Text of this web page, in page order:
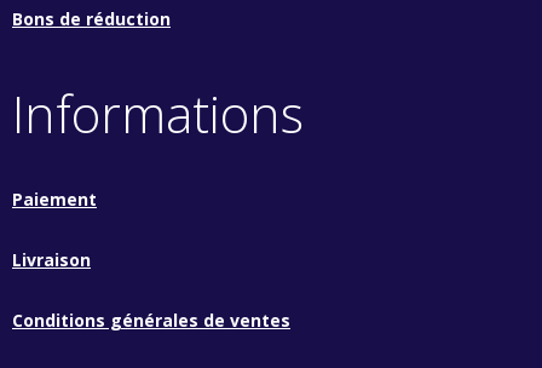
Bons de réduction
Informations
Paiement
Livraison
Conditions générales de ventes